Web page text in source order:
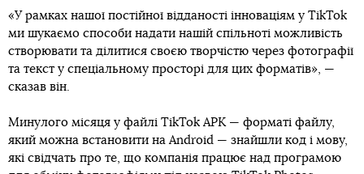
«У рамках нашої постійної відданості інноваціям у TikTok
ми шукаємо способи надати нашій спільноті можливість
створювати та ділитися своєю творчістю через фотографії
та текст у спеціальному просторі для цих форматів», —
сказав він.
Минулого місяця у файлі TikTok APK — форматі файлу,
який можна встановити на Android — знайшли код і мову,
які свідчать про те, що компанія працює над програмою